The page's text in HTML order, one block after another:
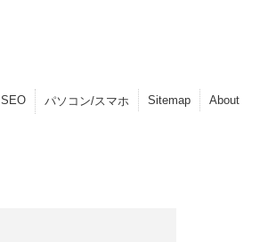
SEO パソコン/スマホ Sitemap About